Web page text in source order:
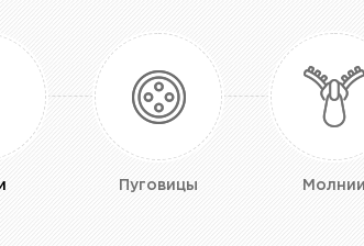
Пуговицы Молнии